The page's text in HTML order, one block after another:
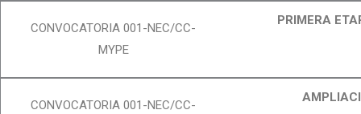
CONVOCATORIA 001-NEC/CC-
MYPE
PRIMERA
CONVOCATORIA 001-NEC/CC-